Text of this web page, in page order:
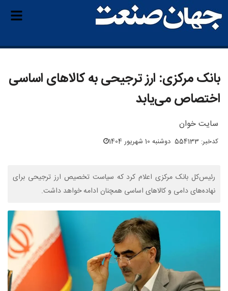
بانک مرکزی: ارز ترجیحی به کالاهای اساسی
اختصاص می‌یابد
سایت خوان
کدخبر: 554133 دوشنبه 10 شهریور 1404
رئیس‌کل بانک مرکزی اعلام کرد که سیاست تخصیص ارز ترجیحی برای
نهاده‌های دامی و کالاهای اساسی همچنان ادامه خواهد داشت.